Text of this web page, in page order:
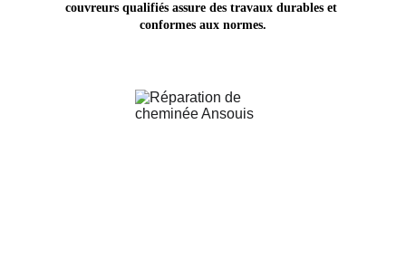
couvreurs qualifiés assure des travaux durables et
conformes aux normes.